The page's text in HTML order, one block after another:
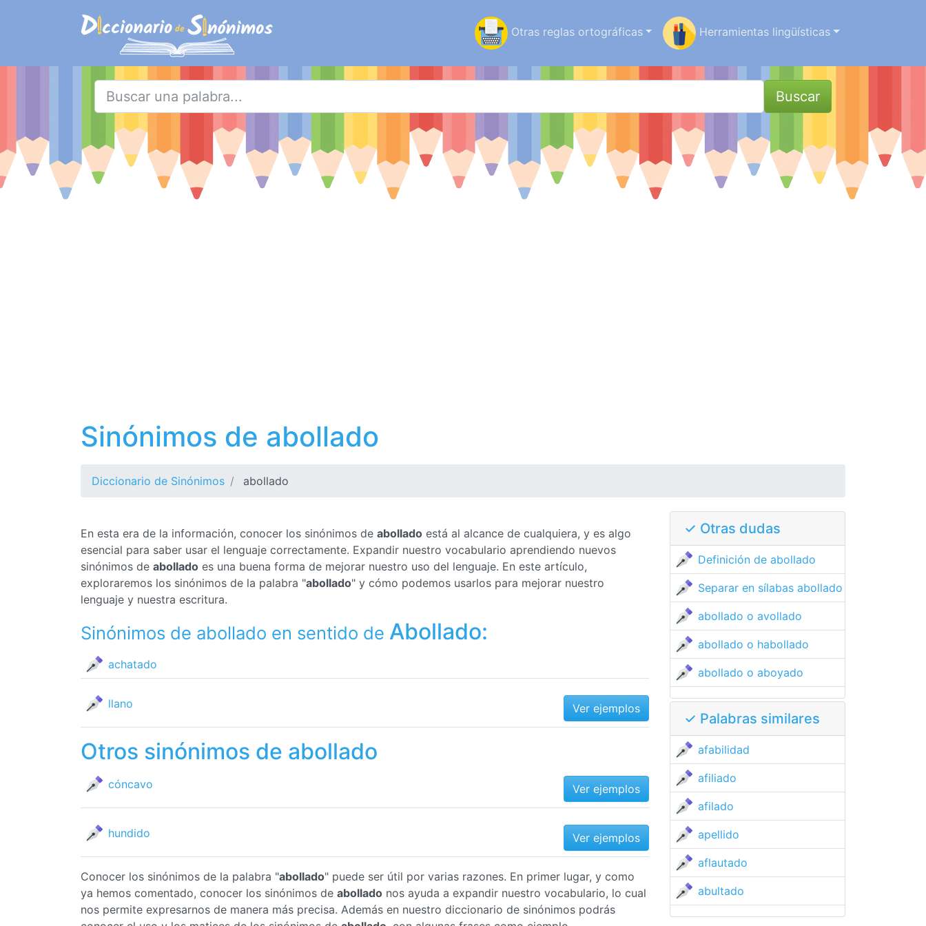
Otras reglas ortográficas Herramientas lingüísticas
Buscar
Sinónimos de abollado
Diccionario de Sinónimos abollado
En esta era de la información, conocer los sinónimos de abollado está al alcance de cualquiera, y es algo
esencial para saber usar el lenguaje correctamente. Expandir nuestro vocabulario aprendiendo nuevos
sinónimos de abollado es una buena forma de mejorar nuestro uso del lenguaje. En este artículo,
exploraremos los sinónimos de la palabra "abollado" y cómo podemos usarlos para mejorar nuestro
lenguaje y nuestra escritura.
Sinónimos de abollado en sentido de Abollado:
achatado
llano Ver ejemplos
Otros sinónimos de abollado
cóncavo Ver ejemplos
hundido Ver ejemplos
Conocer los sinónimos de la palabra "abollado" puede ser útil por varias razones. En primer lugar, y como
ya hemos comentado, conocer los sinónimos de abollado nos ayuda a expandir nuestro vocabulario, lo cual
nos permite expresarnos de manera más precisa. Además en nuestro diccionario de sinónimos podrás
✓ Otras dudas
Definición de abollado
Separar en sílabas abollado
abollado o avollado
abollado o habollado
abollado o aboyado
✓ Palabras similares
afabilidad
afiliado
afilado
apellido
aflautado
abultado